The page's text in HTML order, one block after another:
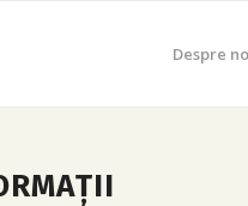
Despre